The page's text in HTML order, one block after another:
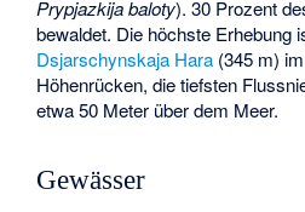
Prypjazkija baloty). 30 Prozent
bewaldet. Die höchste Erhebung
Dsjarschynskaja Hara (345 m)
Höhenrücken, die tiefsten
etwa 50 Meter über dem Meer.
Gewässer